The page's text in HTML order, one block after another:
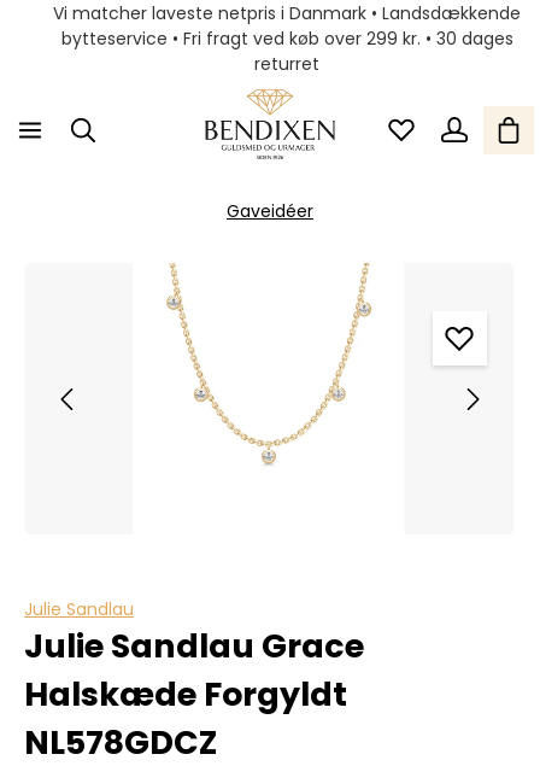
Vi matcher laveste netpris i Danmark • Landsdækkende
bytteservice • Fri fragt ved køb over 299 kr. • 30 dages
returret
Gaveidéer
Julie Sandlau
Julie Sandlau Grace
Halskæde Forgyldt
NL578GDCZ